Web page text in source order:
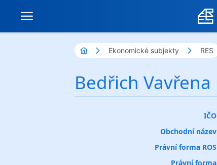
Ekonomické subjekty RES
Bedřich Vavřena
IČO
Obchodní název
Právní forma ROS
Právní forma